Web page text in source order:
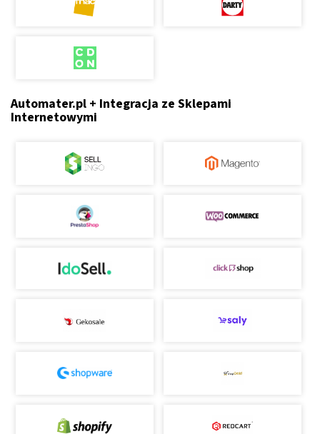
Automater.pl + Integracja ze Sklepami
Internetowymi